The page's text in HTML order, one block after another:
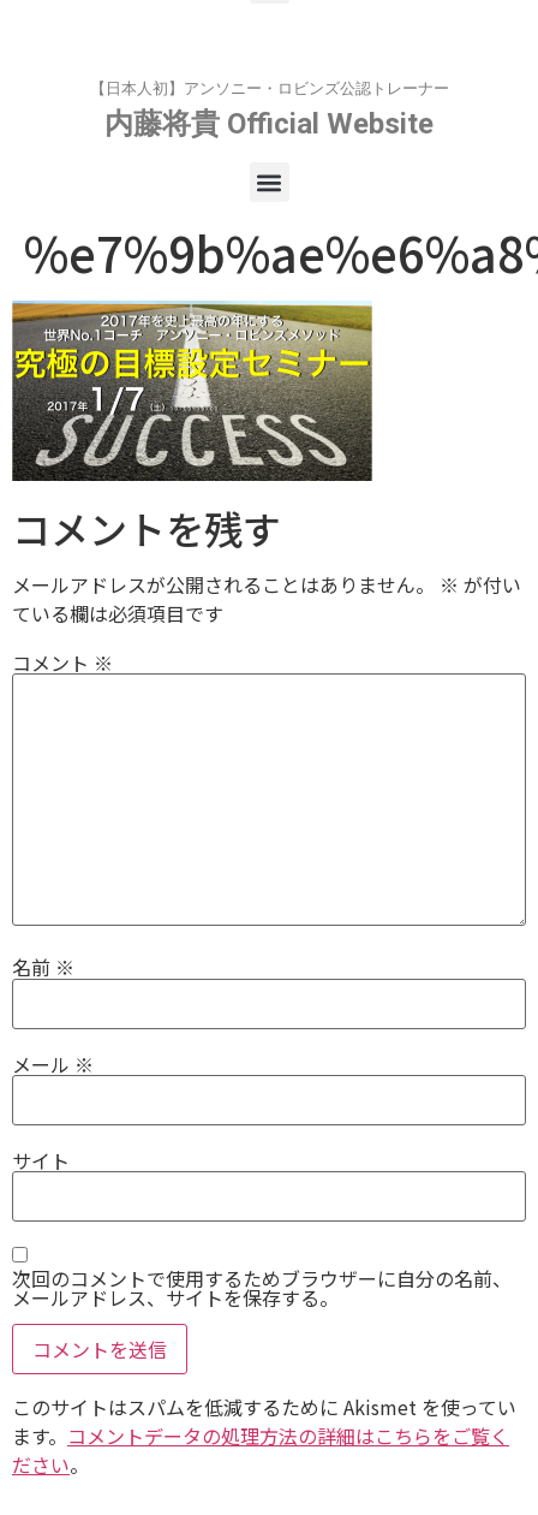
【日本人初】アンソニー・ロビンズ公認トレーナー
内藤将貴 Official Website
コメントを残す
メールアドレスが公開されることはありません。 ※ が付い
ている欄は必須項目です
コメント ※
名前 ※
メール ※
サイト
次回のコメントで使用するためブラウザーに自分の名前、
メールアドレス、サイトを保存する。
このサイトはスパムを低減するために Akismet を使ってい
ます。 コメントデータの処理方法の詳細はこちらをご覧く
ださい。